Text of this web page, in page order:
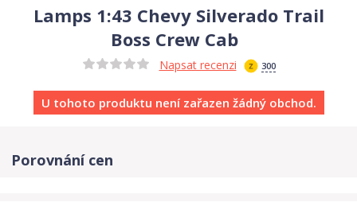
Lamps 1:43 Chevy Silverado Trail
Boss Crew Cab
Napsat recenzi 300
U tohoto produktu není zařazen žádný obchod.
Porovnání cen